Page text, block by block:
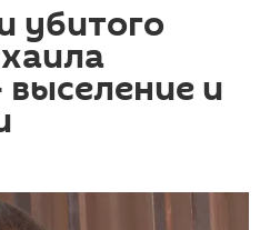
убитого
и